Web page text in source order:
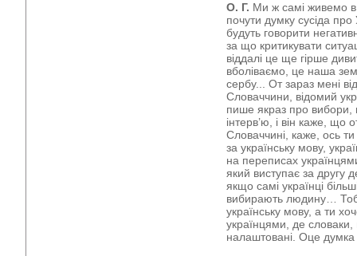
О. Г. Ми ж самі живемо в
почути думку сусіда
будуть говорити
за що критикувати
віддалі це ще гірше
вболіваємо, це наша
сербу... От зараз мені
Словаччини, відомий
пише якраз про
інтерв’ю, і він каже, що
Словаччині, каже, ось
за українську мову,
на переписах
який виступає за другу
якщо самі українці
вибирають людину…
українську мову, а ти
українцями, де словаки,
налаштовані. Оце думка